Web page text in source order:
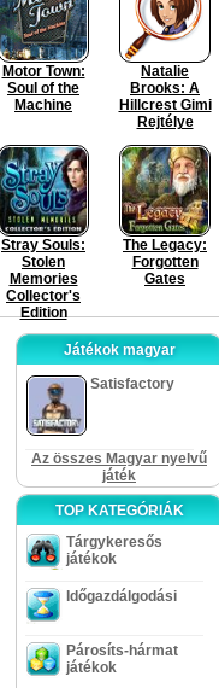
Motor Town:
Soul of the
Machine
Natalie
Brooks: A
Hillcrest Gimi
Rejtélye
Stray Souls:
Stolen
Memories
Collector's
Edition
The Legacy:
Forgotten
Gates
Játékok magyar
Satisfactory
Az összes Magyar nyelvű
játék
TOP KATEGÓRIÁK
Tárgykeresős
játékok
Időgazdálgodási
Párosíts-hármat
játékok